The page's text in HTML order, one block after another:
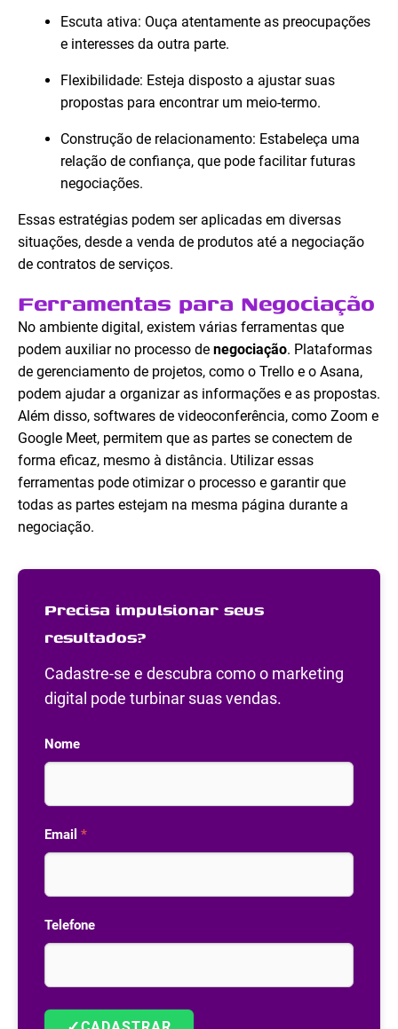
Escuta ativa: Ouça atentamente as preocupações
e interesses da outra parte.
Flexibilidade: Esteja disposto a ajustar suas
propostas para encontrar um meio-termo.
Construção de relacionamento: Estabeleça uma
relação de confiança, que pode facilitar futuras
negociações.
Essas estratégias podem ser aplicadas em diversas
situações, desde a venda de produtos até a negociação
de contratos de serviços.
Ferramentas para Negociação
No ambiente digital, existem várias ferramentas que
podem auxiliar no processo de negociação. Plataformas
de gerenciamento de projetos, como o Trello e o Asana,
podem ajudar a organizar as informações e as propostas.
Além disso, softwares de videoconferência, como Zoom e
Google Meet, permitem que as partes se conectem de
forma eficaz, mesmo à distância. Utilizar essas
ferramentas pode otimizar o processo e garantir que
todas as partes estejam na mesma página durante a
negociação.
Precisa impulsionar seus
resultados?
Cadastre-se e descubra como o marketing
digital pode turbinar suas vendas.
Nome
Email *
Telefone